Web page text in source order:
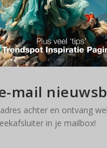
mail
achter en ontvang
in je mailbox!